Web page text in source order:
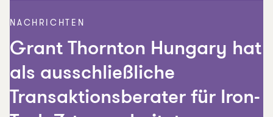
NACHRICHTEN
Grant Thornton Hungary hat
als ausschließliche
Transaktionsberater für Iron-